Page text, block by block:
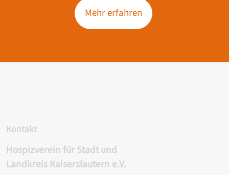
Mehr erfahren
Kontakt
Hospizverein für Stadt und
Landkreis Kaiserslautern e.V.